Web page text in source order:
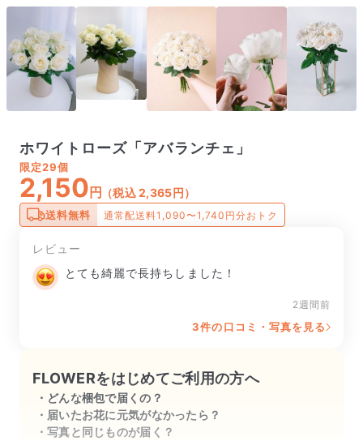
ホワイトローズ「アバランチェ」
限定29個
2,150 円 （税込 2,365円）
送料無料 通常配送料1,090〜1,740円分おトク
レビュー
とても綺麗で長持ちしました！
2週間前
3件の口コミ・写真を見る
FLOWERをはじめてご利用の方へ
どんな梱包で届くの？
届いたお花に元気がなかったら？
写真と同じものが届く？